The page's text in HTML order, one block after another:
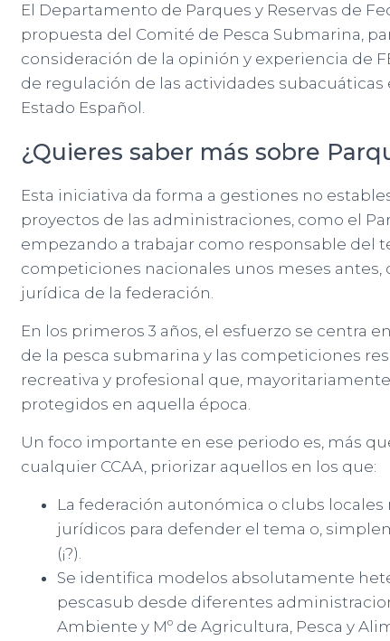
El Departamento de Parques y Reservas de
propuesta del Comité de Pesca Submarina,
consideración de la opinión y experiencia de
de regulación de las actividades subacuáticas
Estado Español.
¿Quieres saber más sobre
Esta iniciativa da forma a gestiones no
proyectos de las administraciones, como el
empezando a trabajar como responsable del
competiciones nacionales unos meses antes,
jurídica de la federación.
En los primeros 3 años, el esfuerzo se centra
de la pesca submarina y las competiciones
recreativa y profesional que,
protegidos en aquella época.
Un foco importante en ese periodo es, más
cualquier CCAA, priorizar aquellos en los que:
La federación autonómica o clubs
jurídicos para defender el tema o,
(¡?).
Se identifica modelos absolutamente
pescasub desde diferentes
Ambiente y Mº de Agricultura, Pesca y